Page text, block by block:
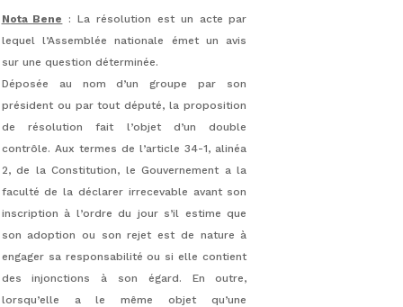
Nota Bene
: La résolution est un acte par
lequel l’Assemblée nationale émet un avis
sur une question déterminée.
Déposée au nom d’un groupe par son
président ou par tout député, la proposition
de résolution fait l’objet d’un double
contrôle. Aux termes de l’article 34-1, alinéa
2, de la Constitution, le Gouvernement a la
faculté de la déclarer irrecevable avant son
inscription à l’ordre du jour s’il estime que
son adoption ou son rejet est de nature à
engager sa responsabilité ou si elle contient
des injonctions à son égard. En outre,
lorsqu’elle a le même objet qu’une